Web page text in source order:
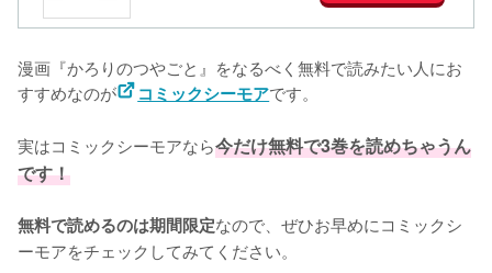
漫画『かろりのつやごと』をなるべく無料で読みたい人にお
すすめなのが
コミックシーモアです。
実はコミックシーモアなら今だけ無料で3巻を読めちゃうん
です！
無料で読めるのは期間限定なので、ぜひお早めにコミックシ
ーモアをチェックしてみてください。